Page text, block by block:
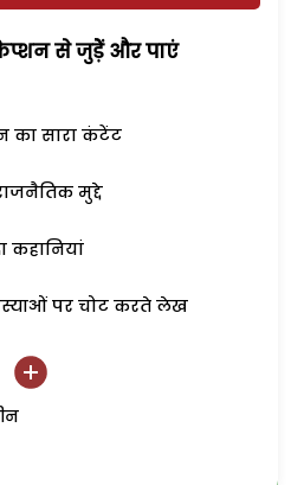
से जुड़ेें और पाएं
का सारा कंटेंट
मुद्दे
कहानियां
पर चोट करते लेख